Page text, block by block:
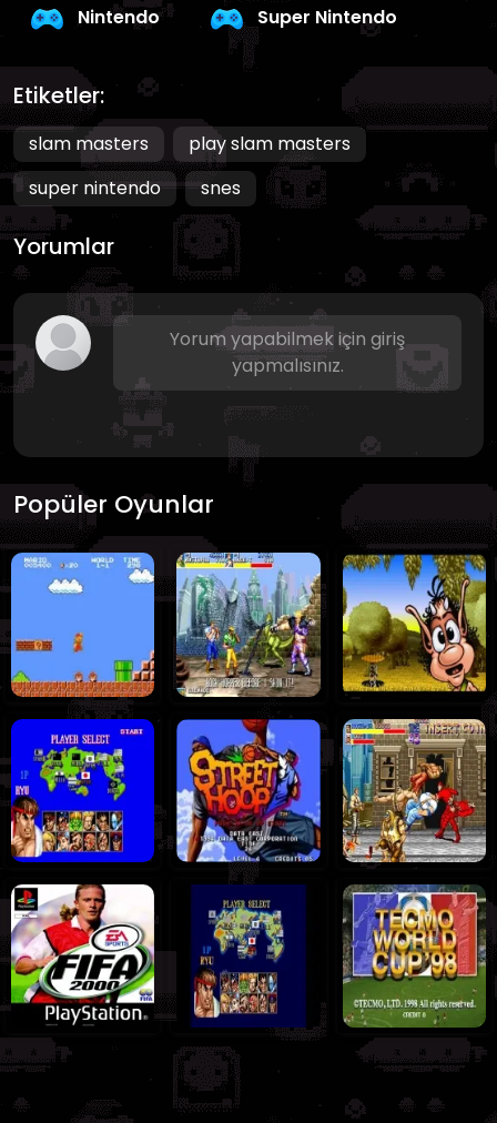
Nintendo Super Nintendo
Etiketler:
slam masters
play slam masters
super nintendo
snes
Yorumlar
Yorum yapabilmek için giriş
yapmalısınız.
Popüler Oyunlar